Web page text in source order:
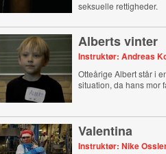
seksuelle rettigheder.
Alberts vinter
Instruktør: Andreas
Otteårige Albert står i
situation, da hans mor
Valentina
Instruktør: Nike